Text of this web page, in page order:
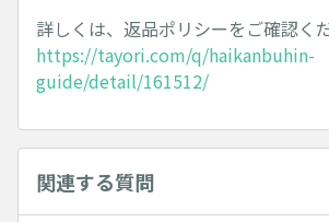
詳しくは、返品ポリシーをご確認く
https://tayori.com/q/haikanbuhin-
guide/detail/161512/
関連する質問